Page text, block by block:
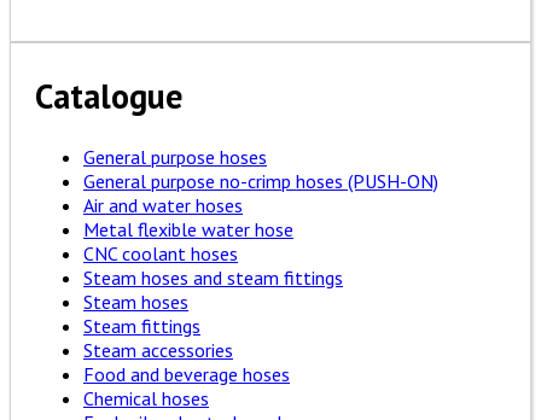
Catalogue
General purpose hoses
General purpose no-crimp hoses (PUSH-ON)
Air and water hoses
Metal flexible water hose
CNC coolant hoses
Steam hoses and steam fittings
Steam hoses
Steam fittings
Steam accessories
Food and beverage hoses
Chemical hoses